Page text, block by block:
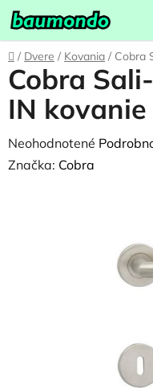
Prejsť
na
obsah
Domov
/ Dvere / Kovania / Cobra
Cobra
IN
Priemerné
hodnotenie
Neohodnotené
Značka: Cobra